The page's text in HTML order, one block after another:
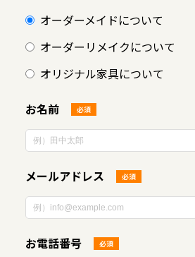
オーダーメイドについて
オーダーリメイクについて
オリジナル家具について
お名前 必須
メールアドレス 必須
お電話番号 必須